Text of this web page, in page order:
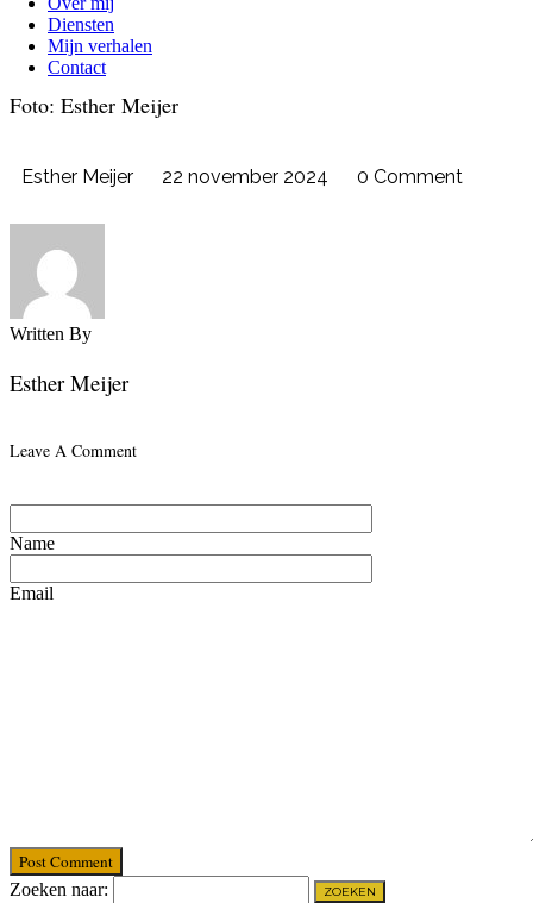
Diensten
Mijn verhalen
Contact
Foto: Esther Meijer
Esther Meijer 22 november 2024 0 Comment
Written By
Esther Meijer
Leave A Comment
Name
Email
Post Comment
Zoeken naar: